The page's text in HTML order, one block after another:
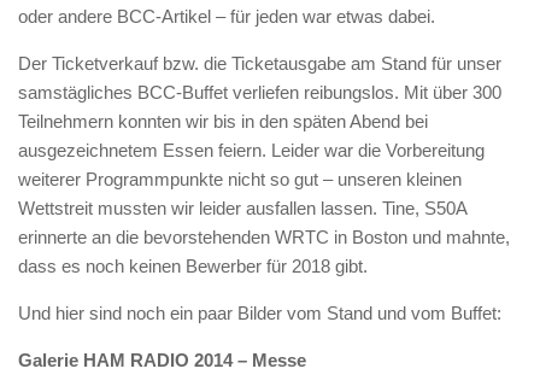
oder andere BCC-Artikel – für jeden war etwas dabei.
Der Ticketverkauf bzw. die Ticketausgabe am Stand für unser
samstägliches BCC-Buffet verliefen reibungslos. Mit über 300
Teilnehmern konnten wir bis in den späten Abend bei
ausgezeichnetem Essen feiern. Leider war die Vorbereitung
weiterer Programmpunkte nicht so gut – unseren kleinen
Wettstreit mussten wir leider ausfallen lassen. Tine, S50A
erinnerte an die bevorstehenden WRTC in Boston und mahnte,
dass es noch keinen Bewerber für 2018 gibt.
Und hier sind noch ein paar Bilder vom Stand und vom Buffet:
Galerie HAM RADIO 2014 – Messe